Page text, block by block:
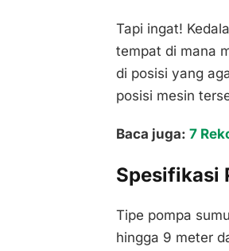
Tapi ingat!
tempat di mana
di posisi yang
posisi mesin
Baca juga: 7
Spesifikasi
Tipe pompa
hingga 9 meter